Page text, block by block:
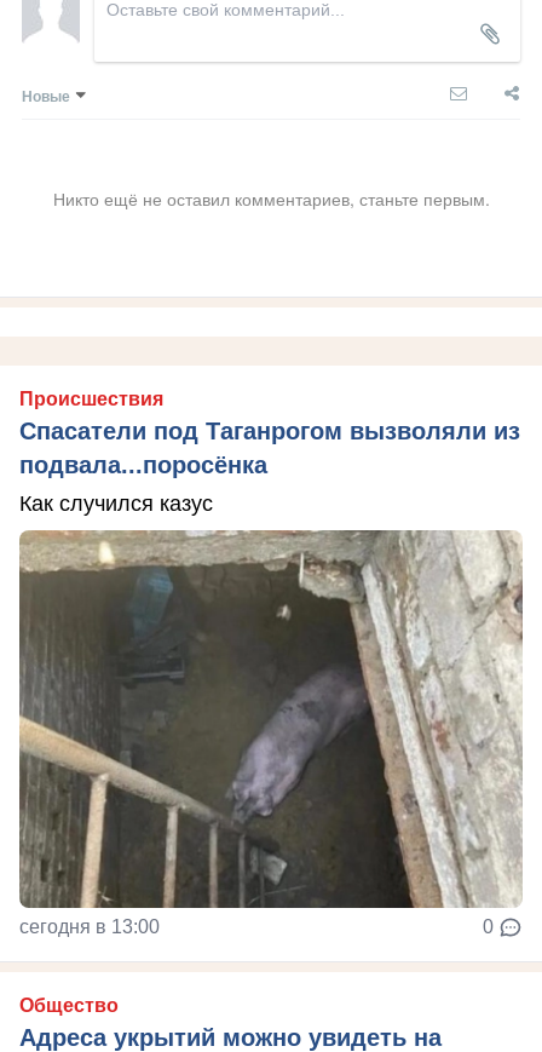
Новые
Никто ещё не оставил комментариев, станьте первым.
Происшествия
Спасатели под Таганрогом вызволяли из
подвала...поросёнка
Как случился казус
сегодня в 13:00 0
Общество
Адреса укрытий можно увидеть на